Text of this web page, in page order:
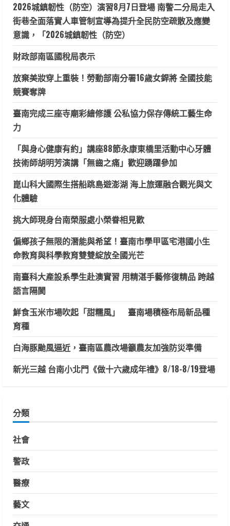
色
證
照
班
通
100%
2026城鎮韌性（防空）演習8月7日登場 南警二分局走入
街巷全面落實人車管制宣導為提升全民防空疏散及應變
意識，「2026城鎮韌性（防空）
財政部南區國稅局表示
放棄美妝穿上重裝！勞動部南分署16歲女銲將 全國技能
競賽奪牌
臺南完成三座寺廟彩繪修護 公私協力保存傳統工藝生命
力
「與身心健康有約」講座88節永康東橋里活動中心牙體
技術師胡明芳演講「無齒之痛」歡迎踴躍參加
崑山科大國際生搭船跳島遊澎湖 海上旅運融合觀光與文
化體驗
挑大師現身台南榮服處小榮眷相見歡
偏鄉孩子無限的潛能與希望！臺南市學甲區宅港國小生
命教育與科學教育雙雙綻放全國光芒
南臺科大產設系學生赴澳實習 用精湛手藝修復精品 跨越
語言隔閡
鮮食玉米市場吹起「甜糯風」 臺南場積極布局新品種
育種
白海豚颱風逼近，臺南區農改場籲農友加強防災準備
新光三越 台南小北門《做十六歲成年禮》8/18-8/19登場
分類
社會
警政
醫療
藝文